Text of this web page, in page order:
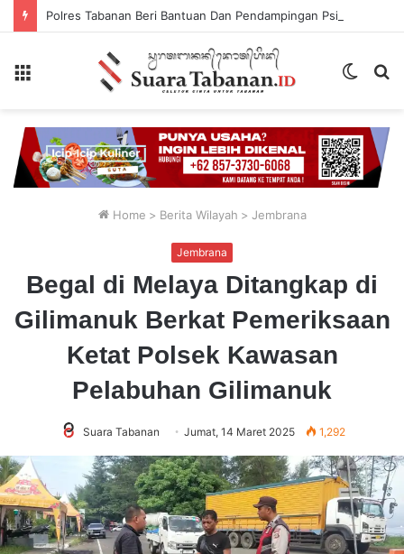
Switch
Home > Berita Wilayah > Jembrana
Jembrana
Begal di Melaya Ditangkap di
Gilimanuk Berkat Pemeriksaan
Ketat Polsek Kawasan
Pelabuhan Gilimanuk
Suara Tabanan Jumat, 14 Maret 2025 1,292